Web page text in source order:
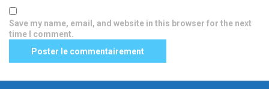
Save my name, email, and website in this browser for the next
time I comment.